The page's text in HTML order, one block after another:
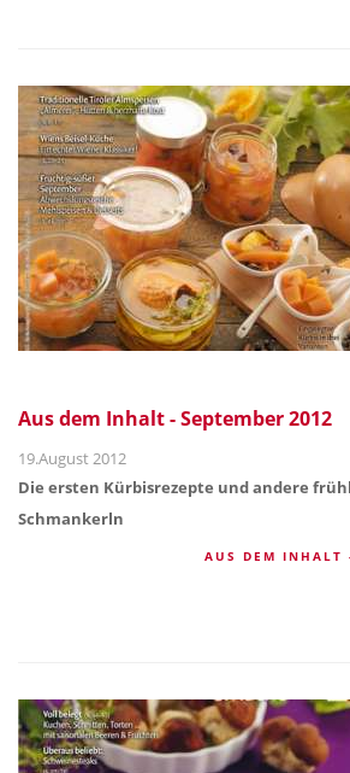
Aus dem Inhalt - September 2012
19.August 2012
Die ersten Kürbisrezepte und andere
Schmankerln
AUS DEM INHALT